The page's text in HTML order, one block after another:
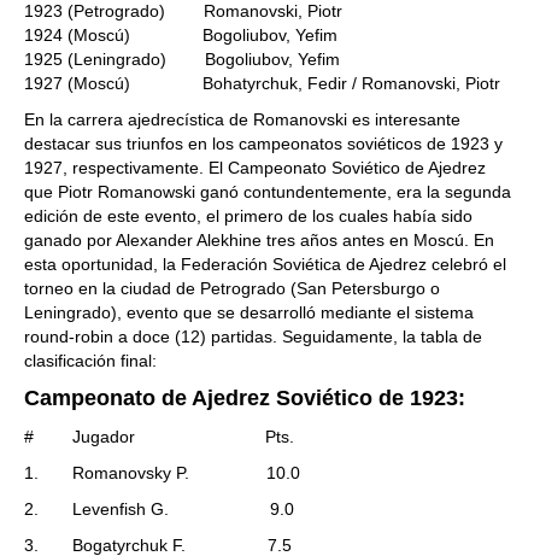
1923 (Petrogrado) Romanovski, Piotr
1924 (Moscú) Bogoliubov, Yefim
1925 (Leningrado) Bogoliubov, Yefim
1927 (Moscú) Bohatyrchuk, Fedir / Romanovski, Piotr
En la carrera ajedrecística de Romanovski es interesante
destacar sus triunfos en los campeonatos soviéticos de 1923 y
1927, respectivamente. El Campeonato Soviético de Ajedrez
que Piotr Romanowski ganó contundentemente, era la segunda
edición de este evento, el primero de los cuales había sido
ganado por Alexander Alekhine tres años antes en Moscú. En
esta oportunidad, la Federación Soviética de Ajedrez celebró el
torneo en la ciudad de Petrogrado (San Petersburgo o
Leningrado), evento que se desarrolló mediante el sistema
round-robin a doce (12) partidas. Seguidamente, la tabla de
clasificación final:
Campeonato de Ajedrez Soviético de 1923:
# Jugador Pts.
1. Romanovsky P. 10.0
2. Levenfish G. 9.0
3. Bogatyrchuk F. 7.5